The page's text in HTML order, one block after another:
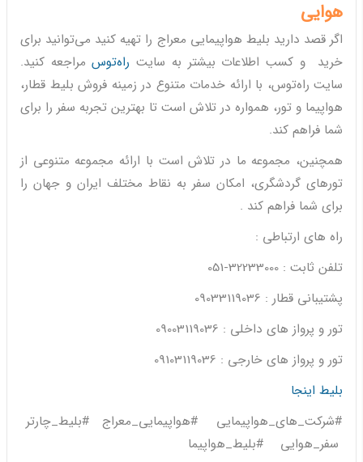
هوایی
اگر قصد دارید بلیط هواپیمایی معراج را تهیه کنید می‌توانید برای
خرید و کسب اطلاعات بیشتر به سایت راه‌توسمراجعه کنید.
سایت راه‌توس، با ارائه خدمات متنوع در زمینه فروش بلیط قطار،
هواپیما و تور، همواره در تلاش است تا بهترین تجربه سفر را برای
شما فراهم کند.
همچنین، مجموعه ما در تلاش است با ارائه مجموعه متنوعی از
تورهای گردشگری، امکان سفر به نقاط مختلف ایران و جهان را
برای شما فراهم کند .
راه های ارتباطی :
تلفن ثابت : 32233000-051
پشتیبانی قطار : 09033119036
تور و پرواز های داخلی : 09003119036
تور و پرواز های خارجی : 09103119036
بلیط اینجا
#شرکت_های_هواپیمایی #هواپیمایی_معراج #بلیط_چارتر
سفر_هوایی #بلیط_هواپیما